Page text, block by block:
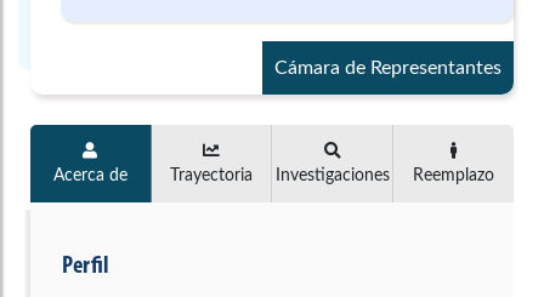
Cámara de Representantes
Acerca de Trayectoria Investigaciones Reemplazo
Perfil